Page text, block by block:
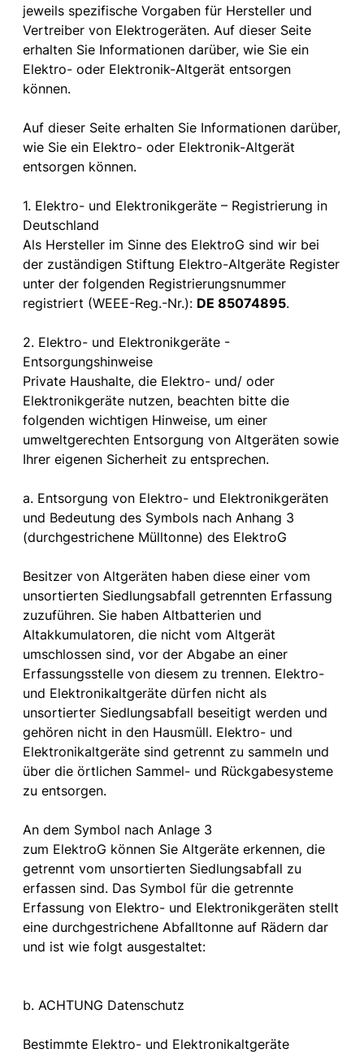
jeweils spezifische Vorgaben für Hersteller und
Vertreiber von Elektrogeräten. Auf dieser Seite
erhalten Sie Informationen darüber, wie Sie ein
Elektro- oder Elektronik-Altgerät entsorgen
können.
Auf dieser Seite erhalten Sie Informationen darüber,
wie Sie ein Elektro- oder Elektronik-Altgerät
entsorgen können.
1. Elektro- und Elektronikgeräte – Registrierung in
Deutschland
Als Hersteller im Sinne des ElektroG sind wir bei
der zuständigen Stiftung Elektro-Altgeräte Register
unter der folgenden Registrierungsnummer
registriert (WEEE-Reg.-Nr.): DE 85074895.
2. Elektro- und Elektronikgeräte -
Entsorgungshinweise
Private Haushalte, die Elektro- und/ oder
Elektronikgeräte nutzen, beachten bitte die
folgenden wichtigen Hinweise, um einer
umweltgerechten Entsorgung von Altgeräten sowie
Ihrer eigenen Sicherheit zu entsprechen.
a. Entsorgung von Elektro- und Elektronikgeräten
und Bedeutung des Symbols nach Anhang 3
(durchgestrichene Mülltonne) des ElektroG
Besitzer von Altgeräten haben diese einer vom
unsortierten Siedlungsabfall getrennten Erfassung
zuzuführen. Sie haben Altbatterien und
Altakkumulatoren, die nicht vom Altgerät
umschlossen sind, vor der Abgabe an einer
Erfassungsstelle von diesem zu trennen. Elektro-
und Elektronikaltgeräte dürfen nicht als
unsortierter Siedlungsabfall beseitigt werden und
gehören nicht in den Hausmüll. Elektro- und
Elektronikaltgeräte sind getrennt zu sammeln und
über die örtlichen Sammel- und Rückgabesysteme
zu entsorgen.
An dem Symbol nach Anlage 3
zum ElektroG können Sie Altgeräte erkennen, die
getrennt vom unsortierten Siedlungsabfall zu
erfassen sind. Das Symbol für die getrennte
Erfassung von Elektro- und Elektronikgeräten stellt
eine durchgestrichene Abfalltonne auf Rädern dar
und ist wie folgt ausgestaltet:
b. ACHTUNG Datenschutz
Bestimmte Elektro- und Elektronikaltgeräte